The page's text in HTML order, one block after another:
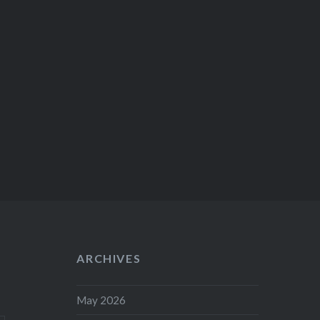
ARCHIVES
May 2026